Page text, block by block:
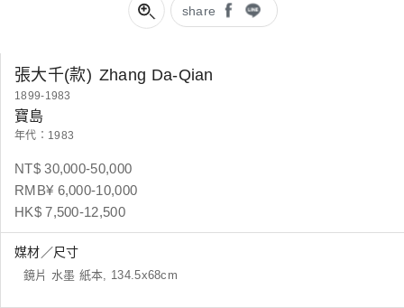
share
張大千(款) Zhang Da-Qian
1899-1983
寶島
年代：1983
NT$ 30,000-50,000
RMB¥ 6,000-10,000
HK$ 7,500-12,500
媒材／尺寸
鏡片 水墨 紙本, 134.5x68cm